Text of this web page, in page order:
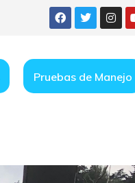
Pruebas de Manejo